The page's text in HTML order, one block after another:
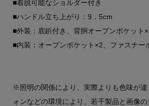
■着脱可能なショルダー付き
■ハンドル立ち上がり：9．5cm
■外装：底鋲付き、背胴オープンポケット
■内装：オープンポケット×2、ファスナー
※照明の関係により、実際よりも色味が
ォンなどの環境により、若干製品と画像